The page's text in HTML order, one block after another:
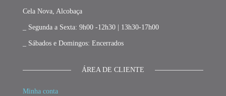
Cela Nova, Alcobaça
_ Segunda a Sexta: 9h00 -12h30 | 13h30-17h00
_ Sábados e Domingos: Encerrados
ÁREA DE CLIENTE
Minha conta